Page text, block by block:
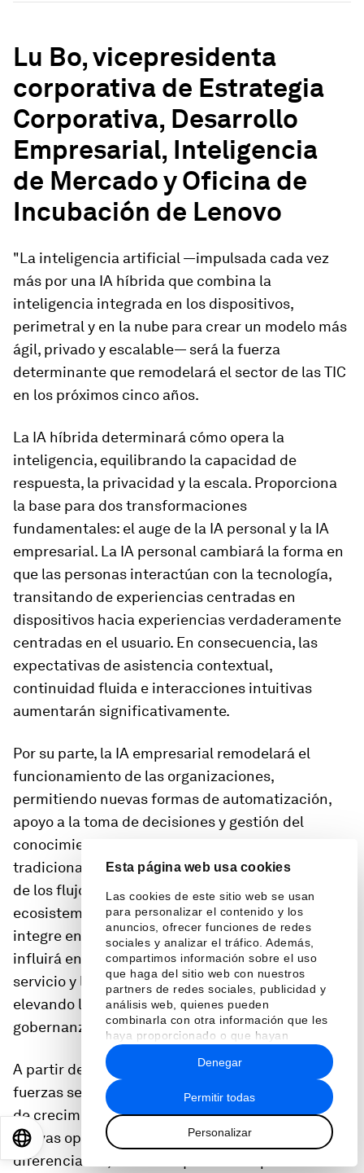
Esta página web usa cookies
Las cookies de este sitio web se usan
para personalizar el contenido y los
anuncios, ofrecer funciones de redes
sociales y analizar el tráfico. Además,
compartimos información sobre el uso
que haga del sitio web con nuestros
partners de redes sociales, publicidad y
análisis web, quienes pueden
combinarla con otra información que les
haya proporcionado o que hayan
recopilado a partir del uso que haya
hecho de sus servicios.
Permitir todas
Personalizar
Denegar
Lu Bo, vicepresidenta
corporativa de Estrategia
Corporativa, Desarrollo
Empresarial, Inteligencia
de Mercado y Oficina de
Incubación de Lenovo
"La inteligencia artificial —impulsada cada vez
más por una IA híbrida que combina la
inteligencia integrada en los dispositivos,
perimetral y en la nube para crear un modelo más
ágil, privado y escalable— será la fuerza
determinante que remodelará el sector de las TIC
en los próximos cinco años.
La IA híbrida determinará cómo opera la
inteligencia, equilibrando la capacidad de
respuesta, la privacidad y la escala. Proporciona
la base para dos transformaciones
fundamentales: el auge de la IA personal y la IA
empresarial. La IA personal cambiará la forma en
que las personas interactúan con la tecnología,
transitando de experiencias centradas en
dispositivos hacia experiencias verdaderamente
centradas en el usuario. En consecuencia, las
expectativas de asistencia contextual,
continuidad fluida e interacciones intuitivas
aumentarán significativamente.
Por su parte, la IA empresarial remodelará el
funcionamiento de las organizaciones,
permitiendo nuevas formas de automatización,
apoyo a la toma de decisiones y gestión del
conocimiento que van mucho más allá del análisis
tradicional. Estos cambios marcan una transición
de los flujos de trabajo digitales hacia
ecosistemas inteligentes. A medida que la IA se
integre en actividades cotidianas y críticas,
influirá en el diseño de productos, los modelos de
servicio y las competencias de la fuerza laboral,
elevando la importancia de la confianza, la
gobernanza y el uso responsable.
A partir de esta transformación, estas mismas
fuerzas se convertirán en los principales motores
de crecimiento y resiliencia. La IA personal abrirá
nuevas oportunidades en dispositivos y servicios
diferenciados, mientras que la IA empresarial
EN